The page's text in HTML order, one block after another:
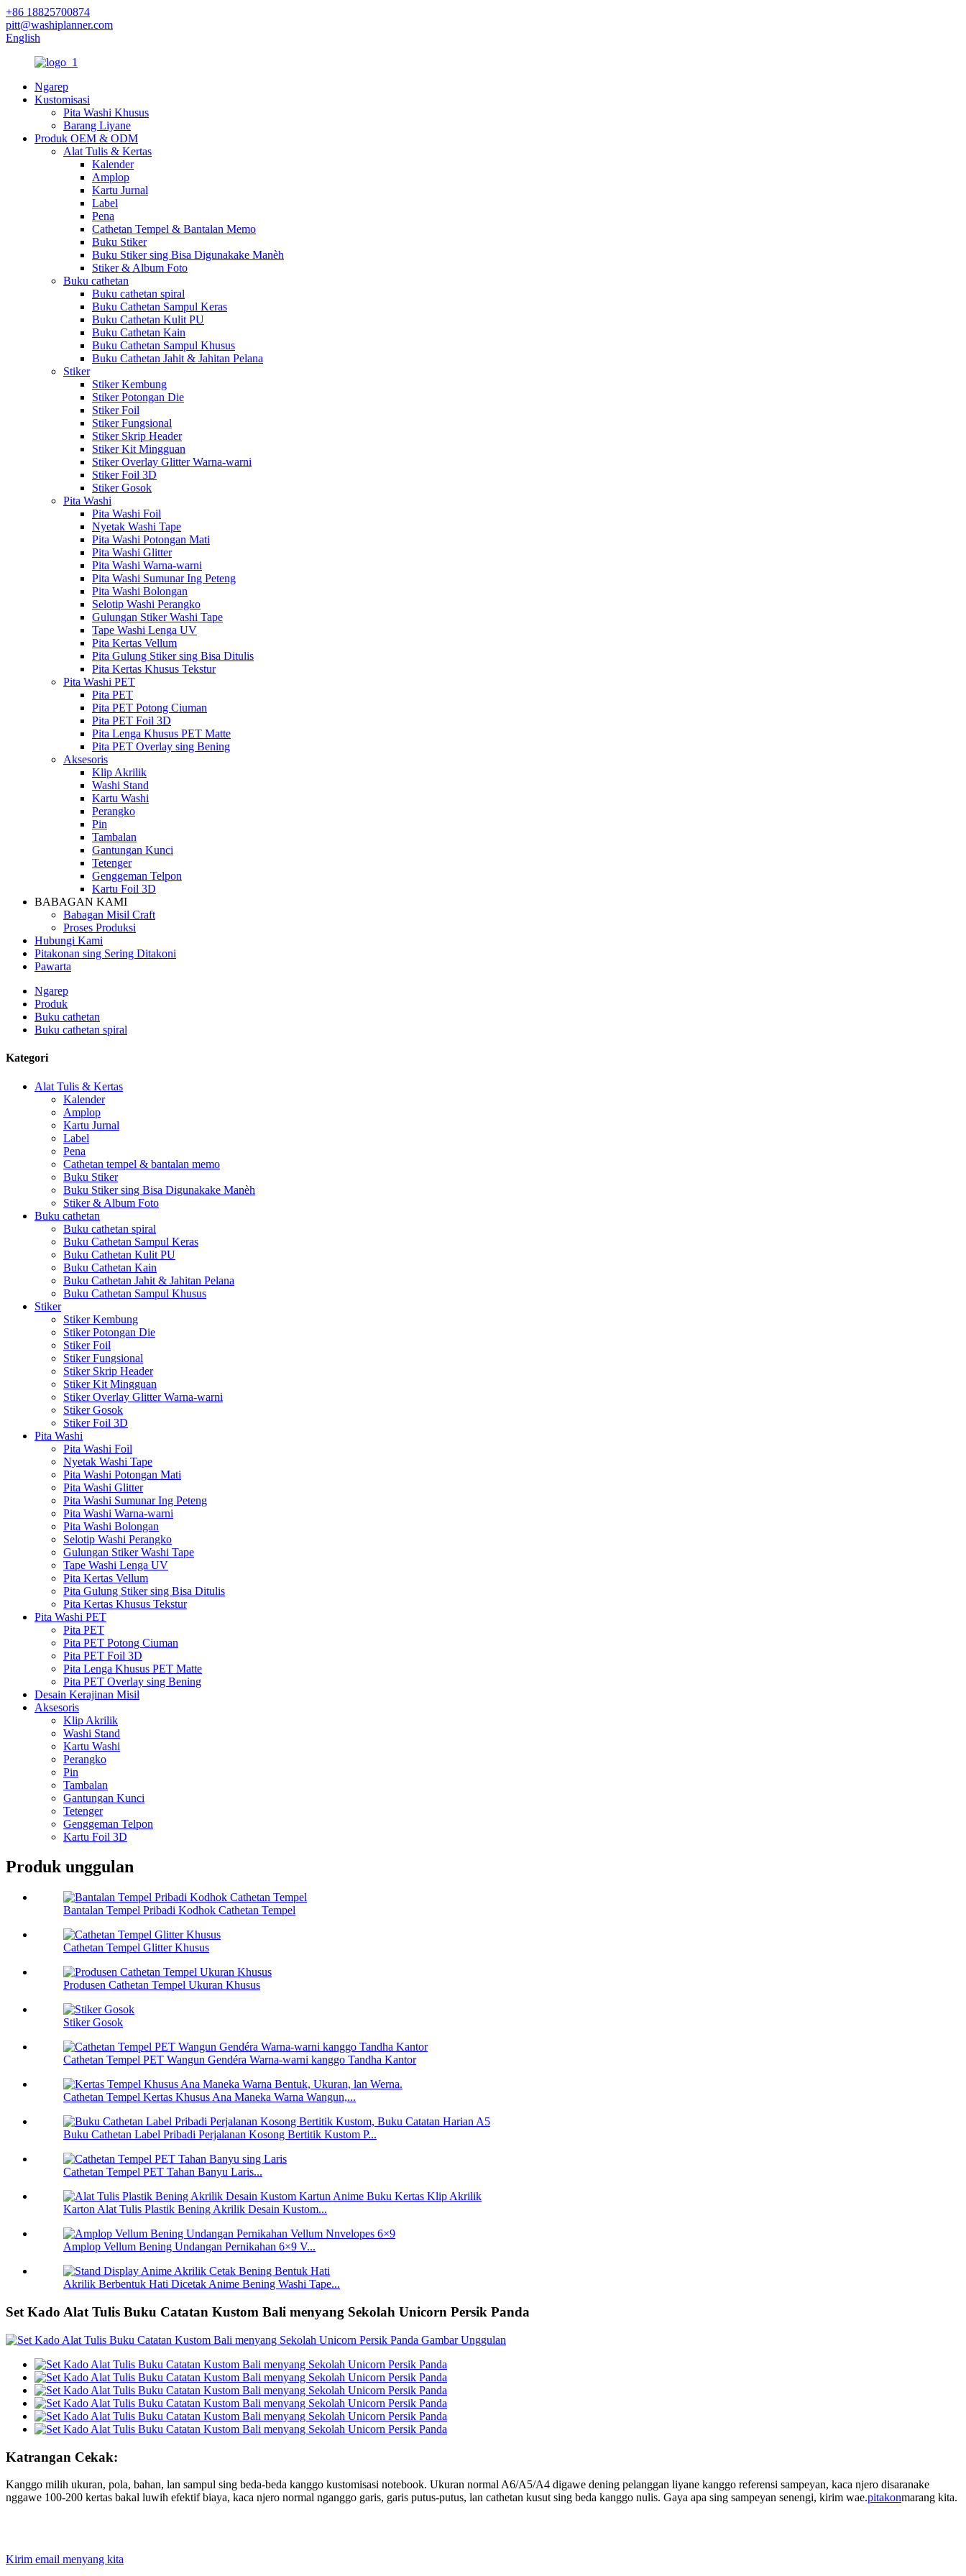
+86 18825700874
pitt@washiplanner.com
English
Ngarep
Kustomisasi
Pita Washi Khusus
Barang Liyane
Produk OEM & ODM
Alat Tulis & Kertas
Kalender
Amplop
Kartu Jurnal
Label
Pena
Cathetan Tempel & Bantalan Memo
Buku Stiker
Buku Stiker sing Bisa Digunakake Manèh
Stiker & Album Foto
Buku cathetan
Buku cathetan spiral
Buku Cathetan Sampul Keras
Buku Cathetan Kulit PU
Buku Cathetan Kain
Buku Cathetan Sampul Khusus
Buku Cathetan Jahit & Jahitan Pelana
Stiker
Stiker Kembung
Stiker Potongan Die
Stiker Foil
Stiker Fungsional
Stiker Skrip Header
Stiker Kit Mingguan
Stiker Overlay Glitter Warna-warni
Stiker Foil 3D
Stiker Gosok
Pita Washi
Pita Washi Foil
Nyetak Washi Tape
Pita Washi Potongan Mati
Pita Washi Glitter
Pita Washi Warna-warni
Pita Washi Sumunar Ing Peteng
Pita Washi Bolongan
Selotip Washi Perangko
Gulungan Stiker Washi Tape
Tape Washi Lenga UV
Pita Kertas Vellum
Pita Gulung Stiker sing Bisa Ditulis
Pita Kertas Khusus Tekstur
Pita Washi PET
Pita PET
Pita PET Potong Ciuman
Pita PET Foil 3D
Pita Lenga Khusus PET Matte
Pita PET Overlay sing Bening
Aksesoris
Klip Akrilik
Washi Stand
Kartu Washi
Perangko
Pin
Tambalan
Gantungan Kunci
Tetenger
Genggeman Telpon
Kartu Foil 3D
BABAGAN KAMI
Babagan Misil Craft
Proses Produksi
Hubungi Kami
Pitakonan sing Sering Ditakoni
Pawarta
Ngarep
Produk
Buku cathetan
Buku cathetan spiral
Kategori
Alat Tulis & Kertas
Kalender
Amplop
Kartu Jurnal
Label
Pena
Cathetan tempel & bantalan memo
Buku Stiker
Buku Stiker sing Bisa Digunakake Manèh
Stiker & Album Foto
Buku cathetan
Buku cathetan spiral
Buku Cathetan Sampul Keras
Buku Cathetan Kulit PU
Buku Cathetan Kain
Buku Cathetan Jahit & Jahitan Pelana
Buku Cathetan Sampul Khusus
Stiker
Stiker Kembung
Stiker Potongan Die
Stiker Foil
Stiker Fungsional
Stiker Skrip Header
Stiker Kit Mingguan
Stiker Overlay Glitter Warna-warni
Stiker Gosok
Stiker Foil 3D
Pita Washi
Pita Washi Foil
Nyetak Washi Tape
Pita Washi Potongan Mati
Pita Washi Glitter
Pita Washi Sumunar Ing Peteng
Pita Washi Warna-warni
Pita Washi Bolongan
Selotip Washi Perangko
Gulungan Stiker Washi Tape
Tape Washi Lenga UV
Pita Kertas Vellum
Pita Gulung Stiker sing Bisa Ditulis
Pita Kertas Khusus Tekstur
Pita Washi PET
Pita PET
Pita PET Potong Ciuman
Pita PET Foil 3D
Pita Lenga Khusus PET Matte
Pita PET Overlay sing Bening
Desain Kerajinan Misil
Aksesoris
Klip Akrilik
Washi Stand
Kartu Washi
Perangko
Pin
Tambalan
Gantungan Kunci
Tetenger
Genggeman Telpon
Kartu Foil 3D
Produk unggulan
Bantalan Tempel Pribadi Kodhok Cathetan Tempel
Cathetan Tempel Glitter Khusus
Produsen Cathetan Tempel Ukuran Khusus
Stiker Gosok
Cathetan Tempel PET Wangun Gendéra Warna-warni kanggo Tandha Kantor
Cathetan Tempel Kertas Khusus Ana Maneka Warna Wangun,...
Buku Cathetan Label Pribadi Perjalanan Kosong Bertitik Kustom P...
Cathetan Tempel PET Tahan Banyu Laris...
Karton Alat Tulis Plastik Bening Akrilik Desain Kustom...
Amplop Vellum Bening Undangan Pernikahan 6×9 V...
Akrilik Berbentuk Hati Dicetak Anime Bening Washi Tape...
Set Kado Alat Tulis Buku Catatan Kustom Bali menyang Sekolah Unicorn Persik Panda
Katrangan Cekak:
Kanggo milih ukuran, pola, bahan, lan sampul sing beda-beda kanggo kustomisasi notebook. Ukuran normal A6/A5/A4 digawe dening pelanggan liyane kanggo referensi sampeyan, kaca njero disaranake
nggawe 100-200 kertas bakal luwih efektif biaya, kaca njero normal nganggo garis, garis putus-putus, lan cathetan kusut sing beda kanggo nulis. Gaya apa sing sampeyan senengi, kirim wae.pitakonmarang kita.
Kirim email menyang kita